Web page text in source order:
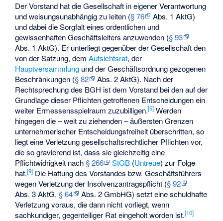
Der Vorstand hat die Gesellschaft in eigener Verantwortung
und weisungsunabhängig zu leiten (§ 76
Abs. 1 AktG)
und dabei die Sorgfalt eines ordentlichen und
gewissenhaften Geschäftsleiters anzuwenden (§ 93
Abs. 1 AktG). Er unterliegt gegenüber der Gesellschaft den
von der Satzung, demAufsichtsrat, der
Hauptversammlung und der Geschäftsordnung gezogenen
Beschränkungen (§ 82
Abs. 2 AktG). Nach der
Rechtsprechung des BGH ist dem Vorstand bei den auf der
Grundlage dieser Pflichten getroffenen Entscheidungen ein
weiter Ermessensspielraum zuzubilligen.[5] Werden
hingegen die – weit zu ziehenden – äußersten Grenzen
unternehmerischer Entscheidungsfreiheit überschritten, so
liegt eine Verletzung gesellschaftsrechtlicher Pflichten vor,
die so gravierend ist, dass sie gleichzeitig eine
Pflichtwidrigkeit nach§ 266 StGB (Untreue) zur Folge
hat.[9] Die Haftung des Vorstandes bzw. Geschäftsführers
wegen Verletzung der Insolvenzantragspflicht (§ 92
Abs. 3 AktG,§ 64
Abs. 2 GmbHG) setzt eine schuldhafte
Verletzung voraus, die dann nicht vorliegt, wenn
sachkundiger, gegenteiliger Rat eingeholt worden ist.[10]